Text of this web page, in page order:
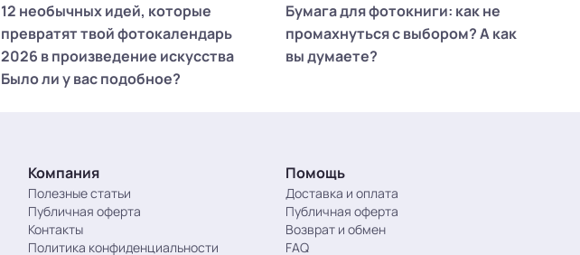
12 необычных идей, которые
превратят твой фотокалендарь
2026 в произведение искусства
Было ли у вас подобное?
Бумага для фотокниги: как не
промахнуться с выбором? А как
вы думаете?
Компания
Полезные статьи
Публичная оферта
Контакты
Политика конфиденциальности
Помощь
Доставка и оплата
Публичная оферта
Возврат и обмен
FAQ